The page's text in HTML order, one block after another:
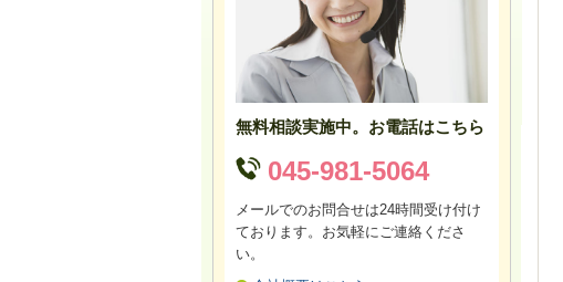
無料相談実施中。お電話はこちら
045-981-5064
メールでのお問合せは24時間受け付け
ております。お気軽にご連絡くださ
い。